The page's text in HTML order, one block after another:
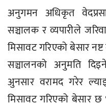
अनुगमन अधिकृत
सञ्चालक र व्यपारीले
मिसावट गरिएको बेसार
सञ्चालनको अनुमति
अुनसार वरामद गरेर
मिसावट गरिएको बेसार